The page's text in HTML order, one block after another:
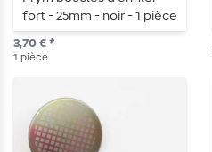
fort - 25mm - noir - 1 pièce
3,70 € *
1 pièce